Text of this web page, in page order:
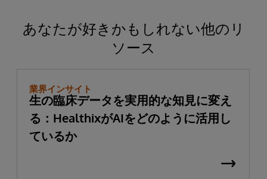
あなたが好きかもしれない他のリ
ソース
業界インサイト
生の臨床データを実用的な知見に変え
る：HealthixがAIをどのように活用し
ているか